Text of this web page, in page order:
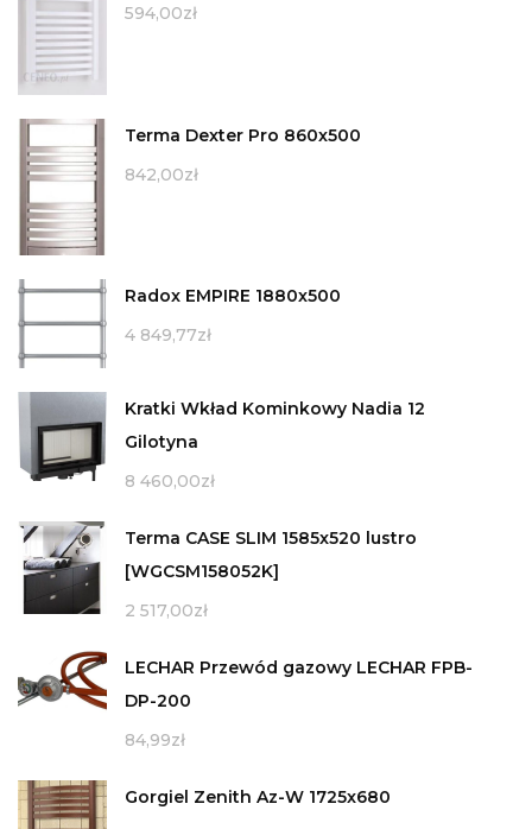
594,00zł
Terma Dexter Pro 860x500
842,00zł
Radox EMPIRE 1880x500
4 849,77zł
Kratki Wkład Kominkowy Nadia 12
Gilotyna
8 460,00zł
Terma CASE SLIM 1585x520 lustro
[WGCSM158052K]
2 517,00zł
LECHAR Przewód gazowy LECHAR FPB-
DP-200
84,99zł
Gorgiel Zenith Az-W 1725x680